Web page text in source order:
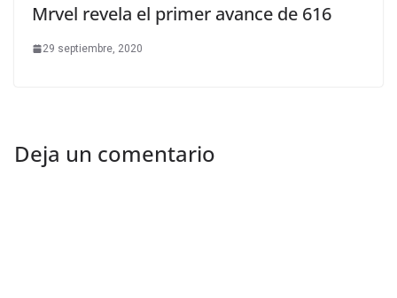
Mrvel revela el primer avance de 616
29 septiembre, 2020
Deja un comentario